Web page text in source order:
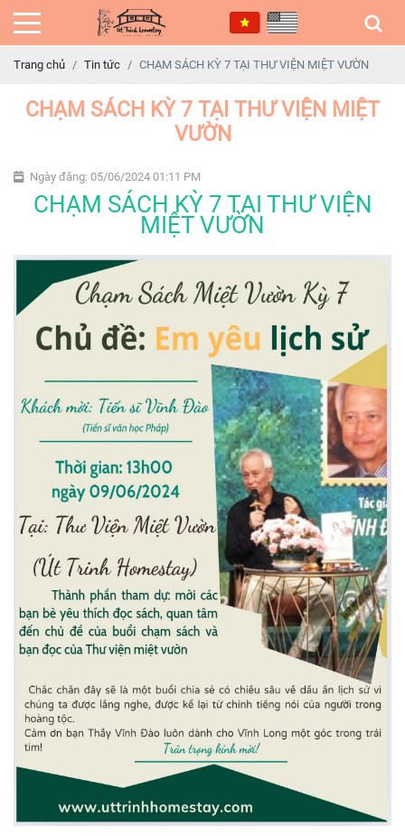
Trang chủ Tin tức CHẠM SÁCH KỲ 7 TẠI THƯ VIỆN MIỆT VƯỜN
CHẠM SÁCH KỲ 7 TẠI THƯ VIỆN MIỆT
VƯỜN
Ngày đăng: 05/06/2024 01:11 PM
CHẠM SÁCH KỲ 7 TẠI THƯ VIỆN
MIỆT VƯỜN